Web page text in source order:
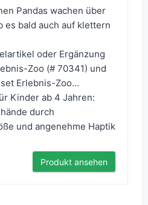
Pandas wachen über
es bald auch auf klettern
oder Ergänzung
Zoo (# 70341) und
Erlebnis-Zoo...
Kinder ab 4 Jahren:
durch
und angenehme Haptik
Produkt ansehen